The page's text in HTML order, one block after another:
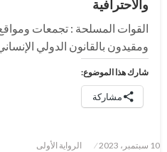
والاحترافية
القوات المسلحة : تجمعات
ومقيدون بالقانون الدولي
شارك هذا الموضوع:
مشاركة
نُشر
10 سبتمبر، 2023 الرواية الأولى